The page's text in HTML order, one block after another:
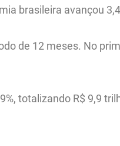
brasileira avançou
de 12 meses. No
totalizando R$ 9,9